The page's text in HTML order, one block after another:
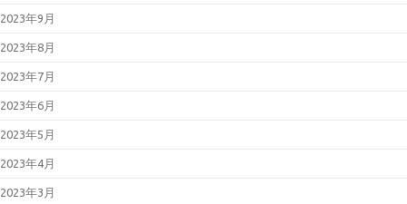
2023年9月
2023年8月
2023年7月
2023年6月
2023年5月
2023年4月
2023年3月